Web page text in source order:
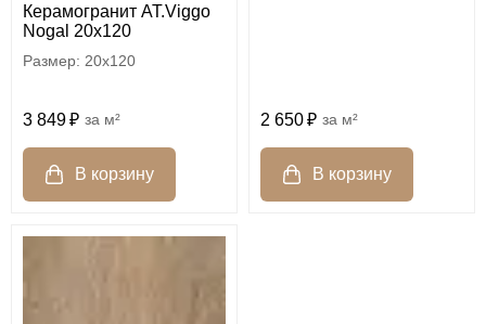
Керамогранит AT.Viggo
Nogal 20x120
20x120
3 849 м² 2 650 м²